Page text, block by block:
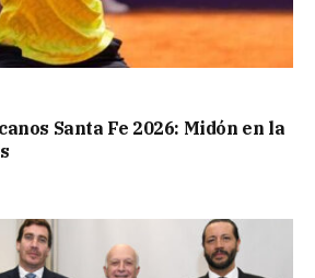
Santa Fe 2026: Midón en la